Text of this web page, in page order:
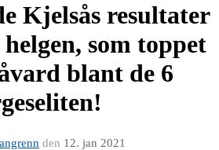
Kjelsås resultater
som toppet
blant de 6
den 12. jan 2021